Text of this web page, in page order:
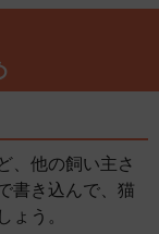
、他の飼い主さ
書き込んで、猫
ょう。